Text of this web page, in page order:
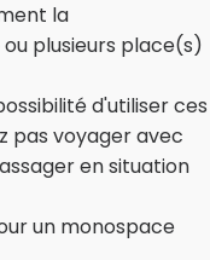
la
plusieurs place(s)
d'utiliser ces
pas voyager avec
en situation
un monospace